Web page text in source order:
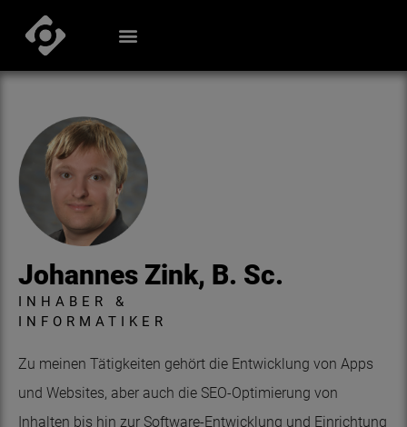
Johannes Zink, B. Sc.
INHABER &
INFORMATIKER
Zu meinen Tätigkeiten gehört die Entwicklung von Apps
und Websites, aber auch die SEO-Optimierung von
Inhalten bis hin zur Software-Entwicklung und Einrichtung